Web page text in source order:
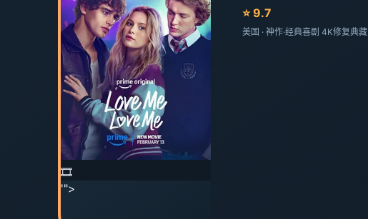
🎞️
'">
⭐ 9.7
美国 · 神作·经典喜剧 4K修复典藏